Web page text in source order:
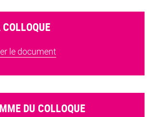
le document
DU COLLOQUE